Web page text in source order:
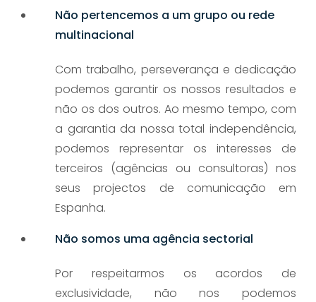
Não pertencemos a um grupo ou rede
multinacional
Com trabalho, perseverança e dedicação
podemos garantir os nossos resultados e
não os dos outros. Ao mesmo tempo, com
a garantia da nossa total independência,
podemos representar os interesses de
terceiros (agências ou consultoras) nos
seus projectos de comunicação em
Espanha.
Não somos uma agência sectorial
Por respeitarmos os acordos de
exclusividade, não nos podemos